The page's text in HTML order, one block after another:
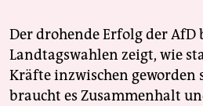
Der drohende Erfolg der AfD
Landtagswahlen zeigt, wie
Kräfte inzwischen geworden
braucht es Zusammenhalt